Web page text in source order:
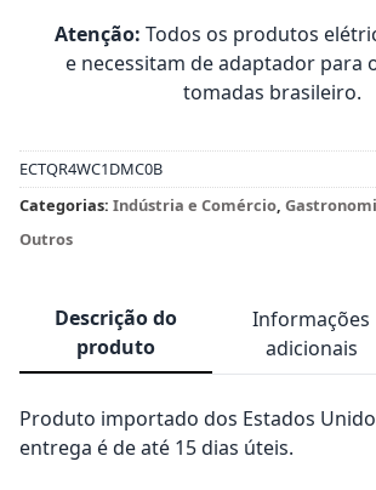
Atenção: Todos os produtos
e necessitam de adaptador para
tomadas brasileiro.
ECTQR4WC1DMC0B
Categorias: Indústria e Comércio,
Outros
Descrição do
produto
Informações
adicionais
Produto importado dos Estados
entrega é de até 15 dias úteis.